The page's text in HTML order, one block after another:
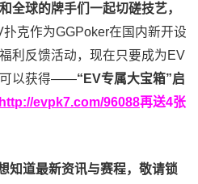
全球的牌手们一起切磋技艺，
扑克作为GGPoker在国内新开设
利反馈活动，现在只要成为EV
可以获得——“EV专属大宝箱”启
http://evpk7.com/96088再送4张
知道最新资讯与赛程， 敬请锁